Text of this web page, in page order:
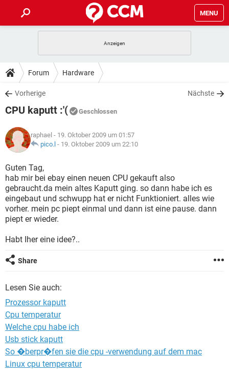
MENU
ANDROID
WINDOWS 10
WHATSAPP
FACEBOOK
TIPPS & TRICKS
SPIELE
WHATSAPP TIKTOK
FACEBOOK
DOWNLOADS
SPIELE
ANDROID
WINDOWS 10 INSTAGRAM
WHATSAPP
FACEBOOK HARDWARE
SPIELE STREAMING
ANDROID
WINDOWS 10
WHATSAPP TIKTOK
FACEBOOK HARDWARE
LEXIKON
SPIELE
ANDROID IOS
WINDOWS 10 INSTAGRAM
WHATSAPP
Forum Hardware
Vorherige Nächste
CPU kaputt :'( Geschlossen
raphael - 19. Oktober 2009 um 01:57
pico.l - 19. Oktober 2009 um 22:10
Guten Tag,
hab mir bei ebay einen neuen CPU gekauft also
gebraucht.da mein altes Kaputt ging. so dann habe ich es
eingebaut und schwupp hat er nicht Funktioniert. alles wie
vorher. mein pc piept einmal und dann ist eine pause. dann
piept er wieder.
Habt Iher eine idee?..
Share
Lesen Sie auch:
Prozessor kaputt
Cpu temperatur
Welche cpu habe ich
Usb stick kaputt
So �berpr�fen sie die cpu -verwendung auf dem mac
Linux cpu temperatur